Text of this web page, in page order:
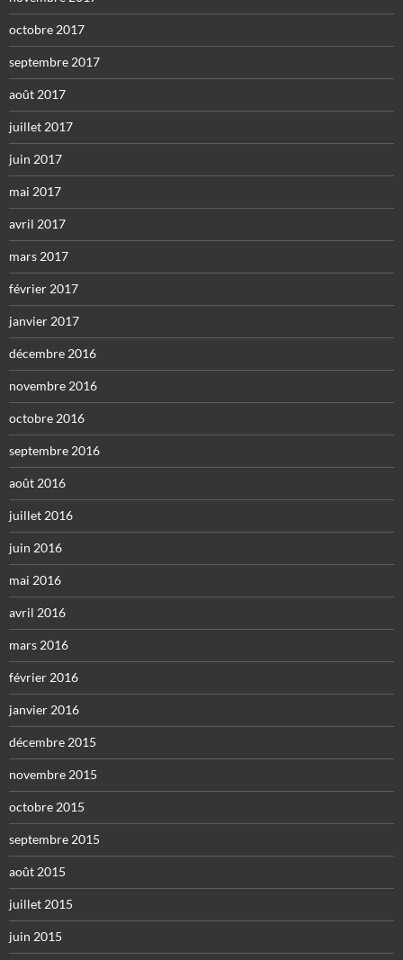
octobre 2017
septembre 2017
août 2017
juillet 2017
juin 2017
mai 2017
avril 2017
mars 2017
février 2017
janvier 2017
décembre 2016
novembre 2016
octobre 2016
septembre 2016
août 2016
juillet 2016
juin 2016
mai 2016
avril 2016
mars 2016
février 2016
janvier 2016
décembre 2015
novembre 2015
octobre 2015
septembre 2015
août 2015
juillet 2015
juin 2015